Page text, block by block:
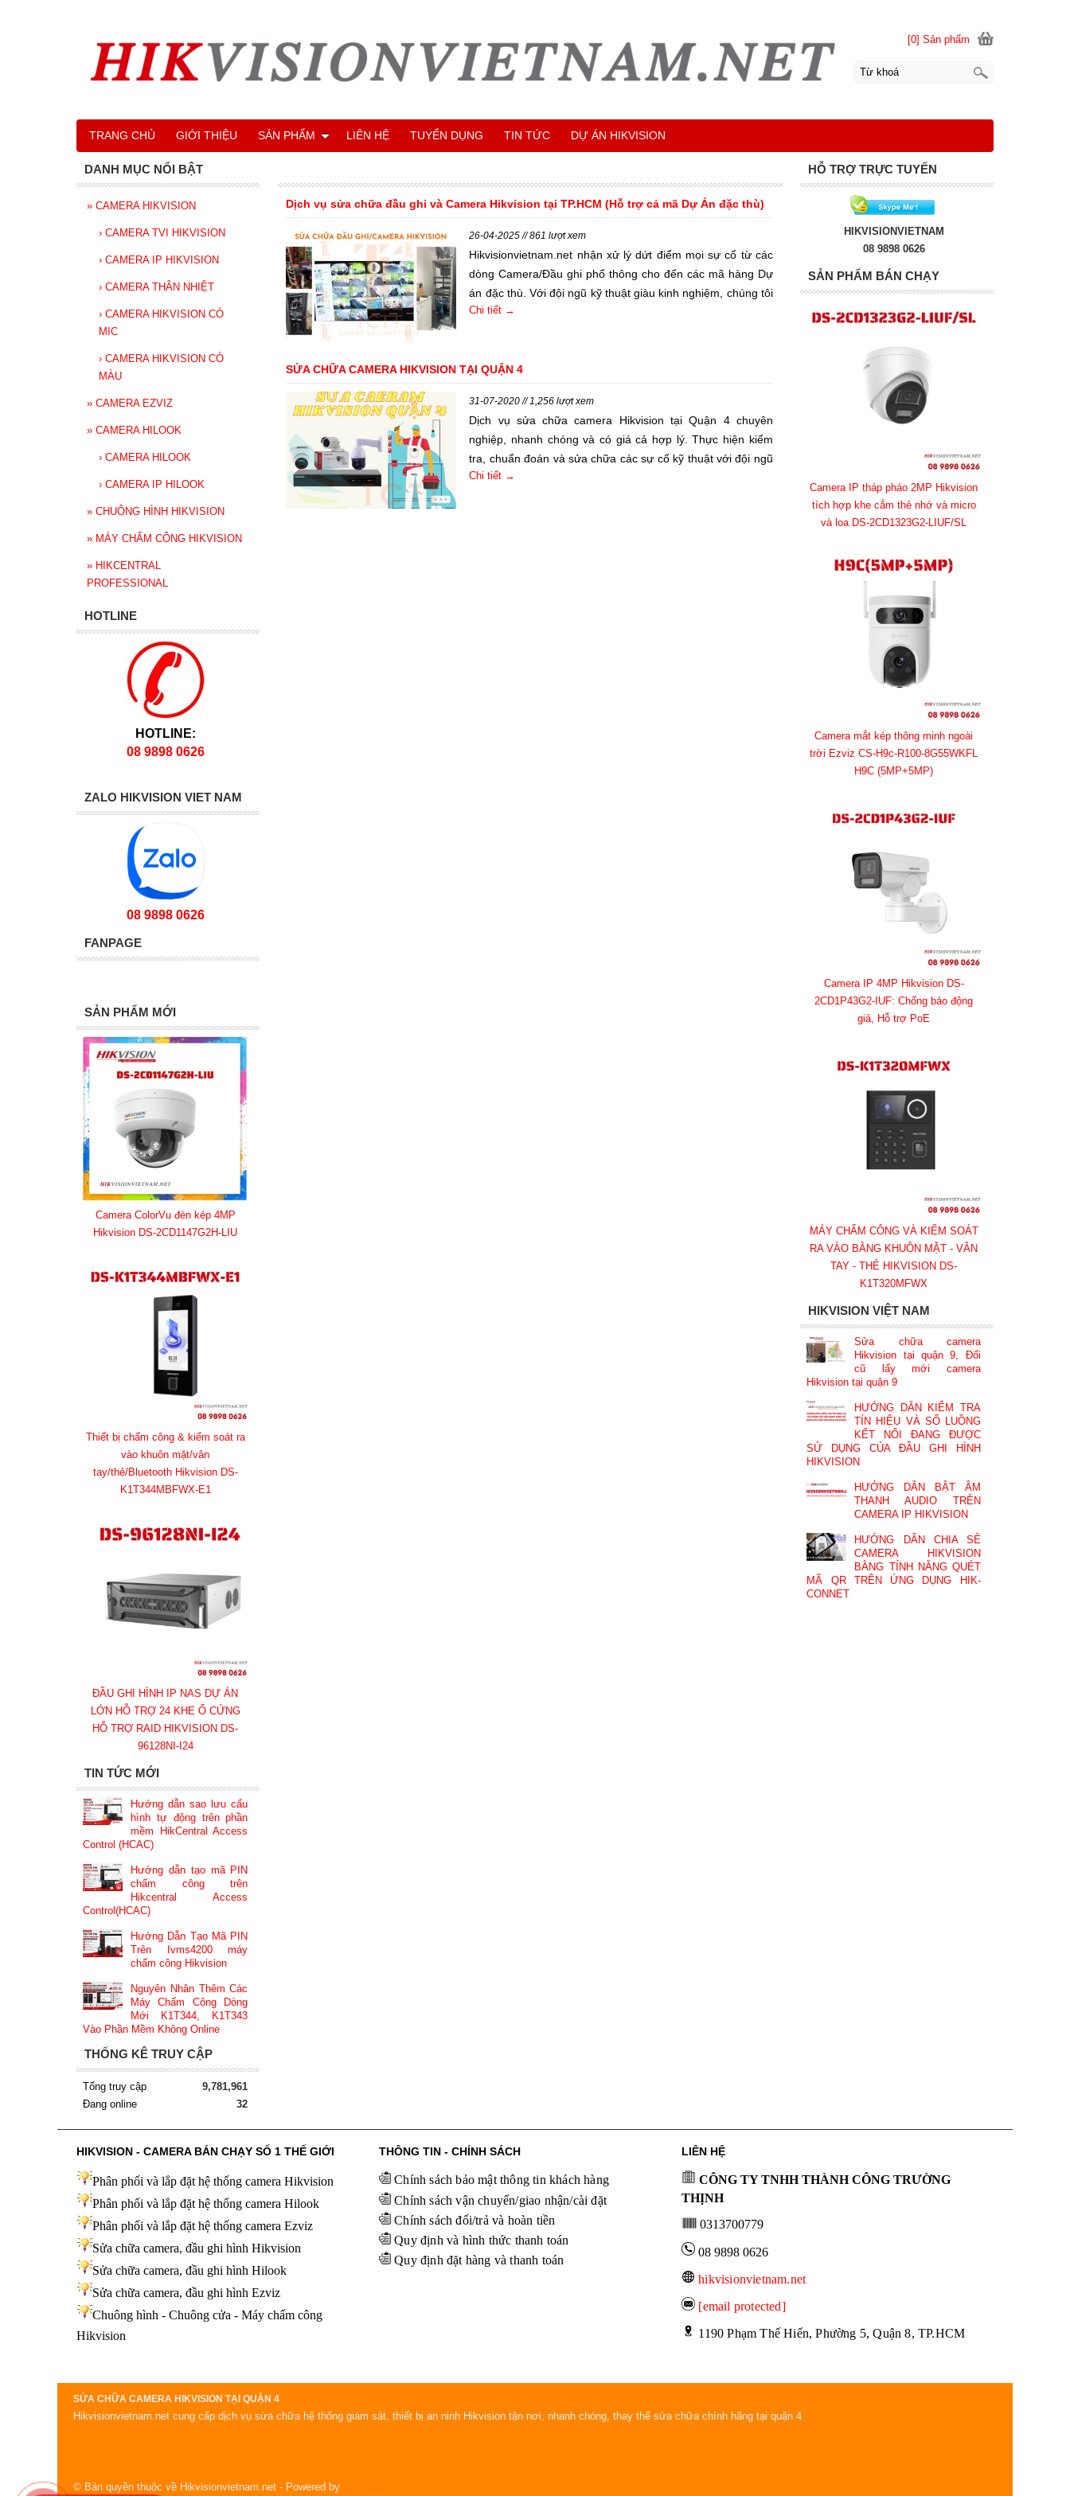
SỬA CHỮA CAMERA HIKVISION TẠI QUẬN 4
Hikvisionvietnam.net cung cấp dịch vụ sửa chữa hệ thống giám sát, thiết bị an ninh Hikvision tận nơi, nhanh chóng, thay thế sửa chữa chính hãng tại quận 4
Dịch vụ sửa chữa đầu ghi và Camera Hikvision tại TP.HCM (Hỗ trợ cả mã Dự Án đặc thù)
26-04-2025 // 861 lượt xem
Hikvisionvietnam.net nhận xử lý dứt điểm mọi sự cố từ các
dòng Camera/Đầu ghi phổ thông cho đến các mã hàng Dự
án đặc thù. Với đội ngũ kỹ thuật giàu kinh nghiệm, chúng tôi
cam kết khôi phục hệ thống an ninh của bạn trong thời gian
Chi tiết →
SỬA CHỮA CAMERA HIKVISION TẠI QUẬN 4
31-07-2020 // 1,256 lượt xem
Dịch vụ sửa chữa camera Hikvision tại Quận 4 chuyên
nghiệp, nhanh chóng và có giá cả hợp lý. Thực hiện kiểm
tra, chuẩn đoán và sửa chữa các sự cố kỹ thuật với đội ngũ
kỹ thuật viên đào tạo chuyên sâu.
Chi tiết →
HỖ TRỢ TRỰC TUYẾN
HIKVISIONVIETNAM
08 9898 0626
SẢN PHẨM BÁN CHẠY
Camera IP tháp pháo 2MP Hikvision
tích hợp khe cắm thẻ nhớ và micro
và loa DS-2CD1323G2-LIUF/SL
Camera mắt kép thông minh ngoài
trời Ezviz CS-H9c-R100-8G55WKFL
H9C (5MP+5MP)
Camera IP 4MP Hikvision DS-
2CD1P43G2-IUF: Chống báo động
giả, Hỗ trợ PoE
MÁY CHẤM CÔNG VÀ KIỂM SOÁT
RA VÀO BẰNG KHUÔN MẶT - VÂN
TAY - THẺ HIKVISION DS-
K1T320MFWX
HIKVISION VIỆT NAM
Sửa chữa camera
Hikvision tại quận 9, Đổi
cũ lấy mới camera
Hikvision tại quận 9
HƯỚNG DẪN KIỂM TRA
TÍN HIỆU VÀ SỐ LUỒNG
KẾT NỐI ĐANG ĐƯỢC
SỬ DỤNG CỦA ĐẦU GHI HÌNH
HIKVISION
HƯỚNG DẪN BẬT ÂM
THANH AUDIO TRÊN
CAMERA IP HIKVISION
HƯỚNG DẪN CHIA SẺ
CAMERA HIKVISION
BẰNG TÍNH NĂNG QUÉT
MÃ QR TRÊN ỨNG DỤNG HIK-
CONNET
DANH MỤC NỔI BẬT
» CAMERA HIKVISION
› CAMERA TVI HIKVISION
› CAMERA IP HIKVISION
› CAMERA THÂN NHIỆT
› CAMERA HIKVISION CÓ
MIC
› CAMERA HIKVISION CÓ
MÀU
» CAMERA EZVIZ
» CAMERA HILOOK
› CAMERA HILOOK
› CAMERA IP HILOOK
» CHUÔNG HÌNH HIKVISION
» MÁY CHẤM CÔNG HIKVISION
» HIKCENTRAL
PROFESSIONAL
HOTLINE
HOTLINE:
08 9898 0626
ZALO HIKVISION VIET NAM
08 9898 0626
FANPAGE
SẢN PHẨM MỚI
Camera ColorVu đèn kép 4MP
Hikvision DS-2CD1147G2H-LIU
Thiết bị chấm công & kiểm soát ra
vào khuôn mặt/vân
tay/thẻ/Bluetooth Hikvision DS-
K1T344MBFWX-E1
ĐẦU GHI HÌNH IP NAS DỰ ÁN
LỚN HỖ TRỢ 24 KHE Ổ CỨNG
HỖ TRỢ RAID HIKVISION DS-
96128NI-I24
TIN TỨC MỚI
Hướng dẫn sao lưu cấu
hình tự động trên phần
mềm HikCentral Access
Control (HCAC)
Hướng dẫn tạo mã PIN
chấm công trên
Hikcentral Access
Control(HCAC)
Hướng Dẫn Tạo Mã PIN
Trên Ivms4200 máy
chấm công Hikvision
Nguyên Nhân Thêm Các
Máy Chấm Công Dòng
Mới K1T344, K1T343
Vào Phần Mềm Không Online
THỐNG KÊ TRUY CẬP
Tổng truy cập
9,781,961
Đang online
32
[0] Sản phẩm
TRANG CHỦ GIỚI THIỆU SẢN PHẨM LIÊN HỆ TUYỂN DỤNG TIN TỨC DỰ ÁN HIKVISION
HIKVISION - CAMERA BÁN CHẠY SỐ 1 THẾ GIỚI
Phân phối và lắp đặt hệ thống camera Hikvision
Phân phối và lắp đặt hệ thống camera Hilook
Phân phối và lắp đặt hệ thống camera Ezviz
Sửa chữa camera, đầu ghi hình Hikvision
Sửa chữa camera, đầu ghi hình Hilook
Sửa chữa camera, đầu ghi hình Ezviz
Chuông hình - Chuông cửa - Máy chấm công
Hikvision
THÔNG TIN - CHÍNH SÁCH
Chính sách bảo mật thông tin khách hàng
Chính sách vận chuyển/giao nhận/cài đặt
Chính sách đổi/trả và hoàn tiền
Quy định và hình thức thanh toán
Quy định đặt hàng và thanh toán
LIÊN HỆ
CÔNG TY TNHH THÀNH CÔNG TRƯỜNG
THỊNH
0313700779
08 9898 0626
hikvisionvietnam.net
[email protected]
1190 Phạm Thế Hiển, Phường 5, Quận 8, TP.HCM
© Bản quyền thuộc về Hikvisionvietnam.net - Powered by